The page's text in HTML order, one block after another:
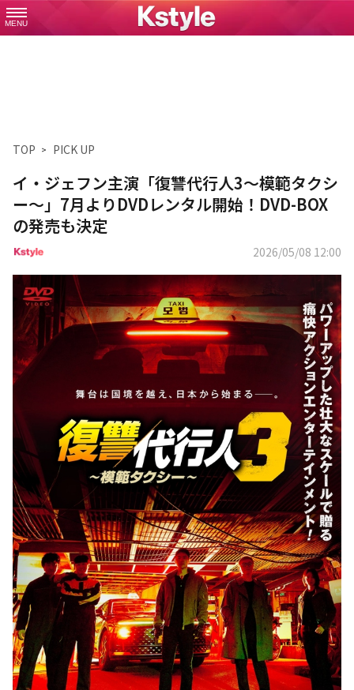
MENU
TOP PICK UP
イ・ジェフン主演「復讐代行人3～模範タクシ
ー～」7月よりDVDレンタル開始！DVD-BOX
の発売も決定
2026/05/08 12:00